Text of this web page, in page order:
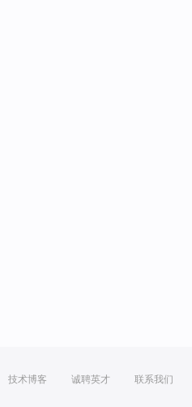
技术博客 诚聘英才 联系我们